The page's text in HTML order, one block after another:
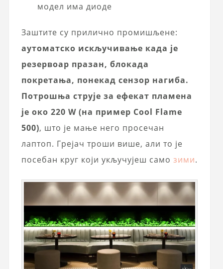
модел има диоде
Заштите су прилично промишљене:
аутоматско искључивање када је
резервоар празан, блокада
покретања, понекад сензор нагиба.
Потрошња струје за ефекат пламена
је око 220 W (на пример Cool Flame
500), што је мање него просечан
лаптоп. Грејач троши више, али то је
посебан круг који укључујеш само зими.